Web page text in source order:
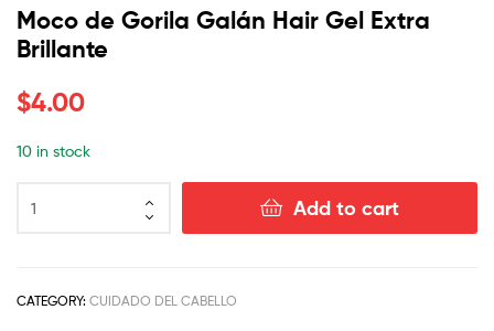
Moco de Gorila Galán Hair Gel Extra
Brillante
$4.00
10 in stock
Add to cart
CATEGORY: CUIDADO DEL CABELLO